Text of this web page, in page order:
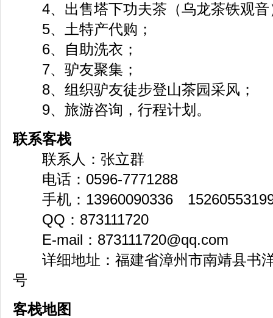
4、出售塔下功夫茶（乌龙茶铁观音
5、土特产代购；
6、自助洗衣；
7、驴友聚集；
8、组织驴友徒步登山茶园采风；
9、旅游咨询，行程计划。
联系客栈
联系人：张立群
电话：0596-7771288
手机：13960090336
QQ：873111720
E-mail： 873111720@qq.com
详细地址：福建省漳州市南靖县书
号
客栈地图